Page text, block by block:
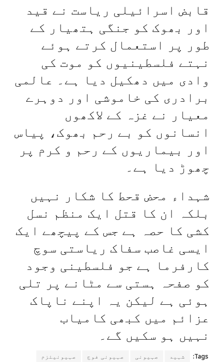
قابض اسرائیلی ریاست نے قید
اور بھوک کو جنگی ہتھیار کے
طور پر استعمال کرتے ہوئے
نہتے فلسطینیوں کو موت کی
وادی میں دھکیل دیا ہے۔ عالمی
برادری کی خاموشی اور دوہرے
معیار نے غزہ کے لاکھوں
انسانوں کو بے رحم بھوک، پیاس
اور بیماریوں کے رحم و کرم پر
چھوڑ دیا ہے۔
شہداء محض قحط کا شکار نہیں
بلکہ ان کا قتل ایک منظم نسل
کشی کا حصہ ہے جس کے پیچھے ایک
ایسی غاصب سفاک ریاستی سوچ
کارفرما ہے جو فلسطینی وجود
کو صفحہ ہستی سے مٹانے پر تلی
ہوئی ہے لیکن یہ اپنے ناپاک
عزائم میں کبھی کامیاب
نہیں ہو سکیں گے۔
Tags: شہید صہیونی صہیونی فوج
صہیونیئزم